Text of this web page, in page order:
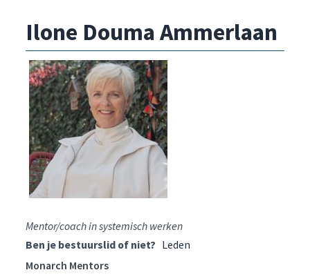
Ilone Douma Ammerlaan
Mentor/coach in systemisch werken
Ben je bestuurslid of niet? Leden
Monarch Mentors